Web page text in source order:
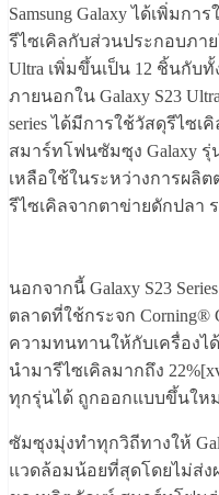
Samsung Galaxy ได้เพิ่มก
รีไซเคิลกับส่วนประกอบภา
Ultra เพิ่มขึ้นเป็น 12 ชิ้นกับ
ภายนอกใน Galaxy S23
series ได้มีการใช้วัสดุรีไซ
สมาร์ทโฟนซัมซุง Galaxy
เหลือใช้ในระหว่างการผลิ
รีไซเคิลจากตาข่ายดักปลา
นอกจากนี้ Galaxy S23
ตลาดที่ใช้กระจก Corning®
ความทนทานให้กับเครื่องไ
นำมารีไซเคิลมากถึง
ทุกรุ่นได้ ถูกออกแบบขึ้นให
ซัมซุงมุ่งทำทุกวิถีทางให้
แวดล้อมน้อยที่สุดโดยไม่ส่